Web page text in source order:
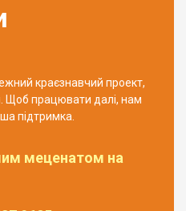
краєзнавчий проект,
Щоб працювати далі, нам
підтримка.
меценатом на